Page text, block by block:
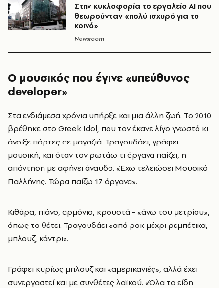
Στην κυκλοφορία το εργαλείο AI που
θεωρούνταν «πολύ ισχυρό για το
κοινό»
Newsroom
Ο μουσικός που έγινε «υπεύθυνος
developer»
Στα ενδιάμεσα χρόνια υπήρξε και μια άλλη ζωή. Το 2010
βρέθηκε στο Greek Idol, που τον έκανε λίγο γνωστό κι
άνοιξε πόρτες σε μαγαζιά. Τραγουδάει, γράφει
μουσική, και όταν τον ρωτάω τι όργανα παίζει, η
απάντηση με αφήνει άναυδο. «Έχω τελειώσει Μουσικό
Παλλήνης. Τώρα παίζω 17 όργανα».
Κιθάρα, πιάνο, αρμόνιο, κρουστά - «άνω του μετρίου»,
όπως το θέτει. Τραγουδάει «από ροκ μέχρι ρεμπέτικα,
μπλουζ, κάντρι».
Γράφει κυρίως μπλουζ και «αμερικανιές», αλλά έχει
συνεργαστεί και με συνθέτες λαϊκού. «Όλα τα είδη